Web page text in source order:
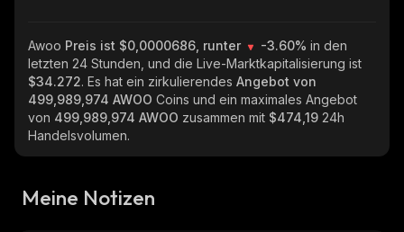
Awoo Preis ist $0,0000686, runter -3.60% in den
letzten 24 Stunden, und die Live-Marktkapitalisierung ist
$34.272. Es hat ein zirkulierendes Angebot von
499,989,974 AWOO Coins und ein maximales Angebot
von 499,989,974 AWOO zusammen mit $474,19 24h
Handelsvolumen.
Meine Notizen